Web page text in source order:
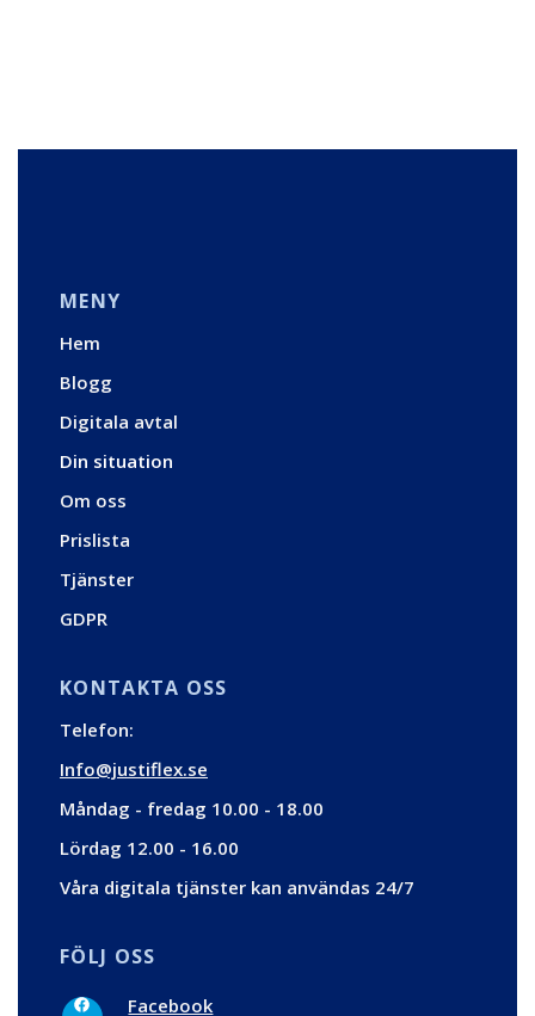
MENY
Hem
Blogg
Digitala avtal
Din situation
Om oss
Prislista
Tjänster
GDPR
KONTAKTA OSS
Telefon:
Info@justiflex.se
Måndag - fredag 10.00 - 18.00
Lördag 12.00 - 16.00
Våra digitala tjänster kan användas 24/7
FÖLJ OSS
F
a Facebook